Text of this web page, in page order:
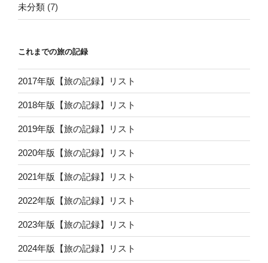
未分類 (7)
これまでの旅の記録
2017年版【旅の記録】リスト
2018年版【旅の記録】リスト
2019年版【旅の記録】リスト
2020年版【旅の記録】リスト
2021年版【旅の記録】リスト
2022年版【旅の記録】リスト
2023年版【旅の記録】リスト
2024年版【旅の記録】リスト